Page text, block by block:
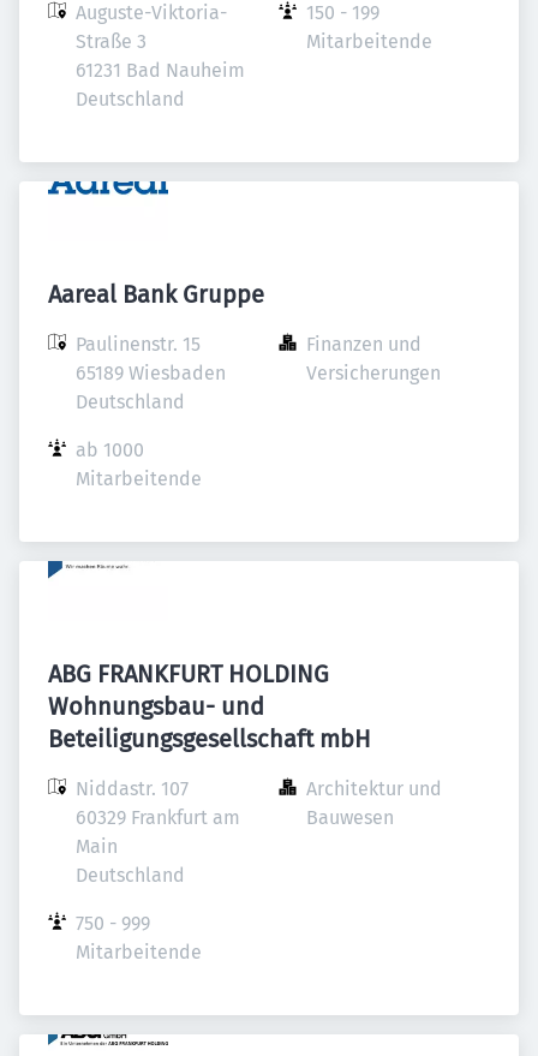
Auguste-Viktoria-
Straße 3
61231 Bad Nauheim
Deutschland
150 - 199
Mitarbeitende
Aareal Bank Gruppe
Paulinenstr. 15
65189 Wiesbaden
Deutschland
Finanzen und
Versicherungen
ab 1000
Mitarbeitende
ABG FRANKFURT HOLDING
Wohnungsbau- und
Beteiligungsgesellschaft mbH
Niddastr. 107
60329 Frankfurt am
Main
Deutschland
Architektur und
Bauwesen
750 - 999
Mitarbeitende